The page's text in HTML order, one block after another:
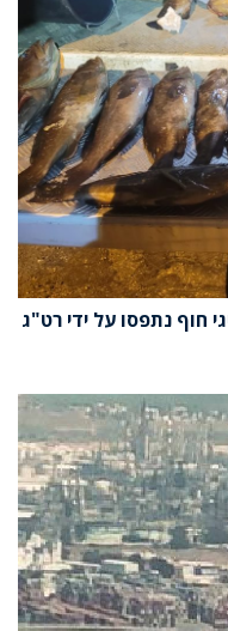
חוף נתפסו על ידי רט"ג